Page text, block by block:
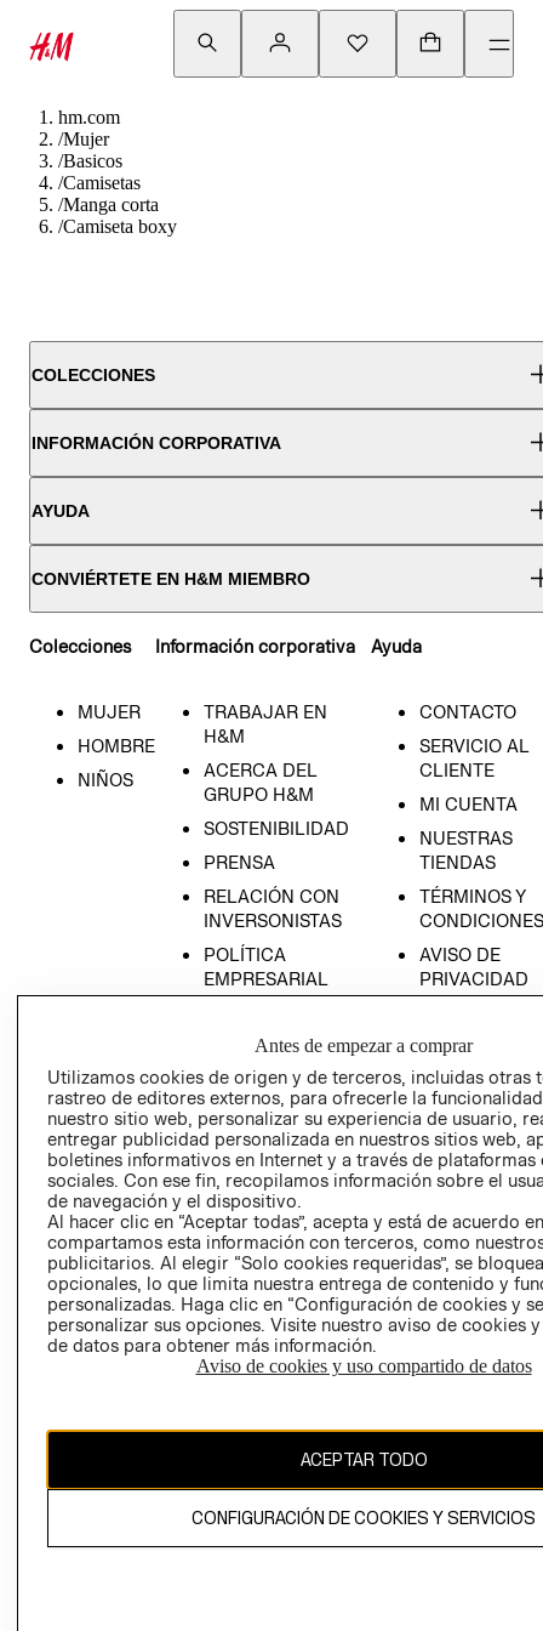
hm.com
/Mujer
/Basicos
/Camisetas
/Manga corta
/Camiseta boxy
COLECCIONES
INFORMACIÓN CORPORATIVA
AYUDA
CONVIÉRTETE EN H&M MIEMBRO
Colecciones
MUJER
HOMBRE
NIÑOS
Información corporativa
TRABAJAR EN
H&M
ACERCA DEL
GRUPO H&M
SOSTENIBILIDAD
PRENSA
RELACIÓN CON
INVERSONISTAS
POLÍTICA
EMPRESARIAL
Ayuda
CONTACTO
SERVICIO AL
CLIENTE
MI CUENTA
NUESTRAS
TIENDAS
TÉRMINOS Y
CONDICIONES
AVISO DE
PRIVACIDAD
AVISO DE
COOKIES
LIBRO DE
Ecuador ($)
CAMBIAR REGIÓN
El contenido de esta página web está protegido por copyright y es
propiedad de H&M Hennes & Mauritz AB.
Antes de empezar a comprar
Utilizamos cookies de origen y de terceros, incluidas otras
rastreo de editores externos, para ofrecerle la
nuestro sitio web, personalizar su experiencia de usuario,
entregar publicidad personalizada en nuestros sitios web,
boletines informativos en Internet y a través de plataformas
sociales. Con ese fin, recopilamos información sobre el
de navegación y el dispositivo.
Al hacer clic en “Aceptar todas”, acepta y está de acuerdo
compartamos esta información con terceros, como
publicitarios. Al elegir “Solo cookies requeridas”, se
opcionales, lo que limita nuestra entrega de contenido y
personalizadas. Haga clic en “Configuración de cookies y
personalizar sus opciones. Visite nuestro aviso de cookies
de datos para obtener más información.
Aviso de cookies y uso compartido de datos
ACEPTAR TODO
CONFIGURACIÓN DE COOKIES Y SERVICIOS